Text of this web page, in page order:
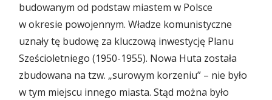
budowanym od podstaw miastem w Polsce
w okresie powojennym. Władze komunistyczne
uznały tę budowę za kluczową inwestycję Planu
Sześcioletniego (1950-1955). Nowa Huta została
zbudowana na tzw. „surowym korzeniu” – nie było
w tym miejscu innego miasta. Stąd można było